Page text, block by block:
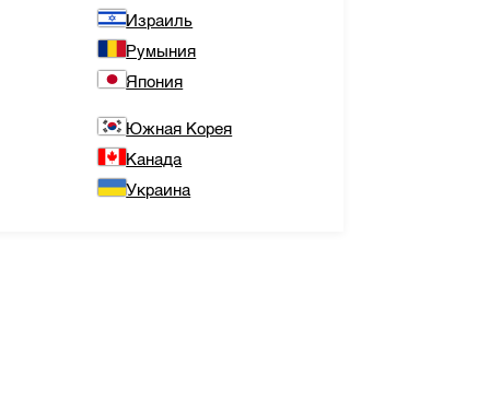
Израиль
Румыния
Япония
Южная Корея
Канада
Украина